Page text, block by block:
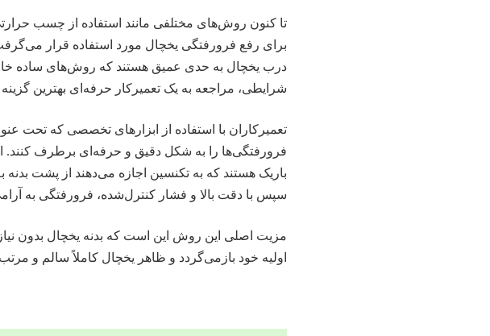
تا کنون روش‌های مختلفی مانند استفاده از چسب
برای رفع فرورفتگی یخچال مورد استفاده قرار
درب یخچال به حدی عمیق هستند که روش‌های ساده
شرایطی، مراجعه به یک تعمیرکار حرفه‌ای بهترین
باریک هستند که به تکنسین اجازه می‌دهند از پشت
سپس با دقت بالا و فشار کنترل‌شده، فرورفتگی به
مزیت اصلی این روش این است که بدنه یخچال بدون
اولیه خود بازمی‌گردد و ظاهر یخچال کاملاً سالم و